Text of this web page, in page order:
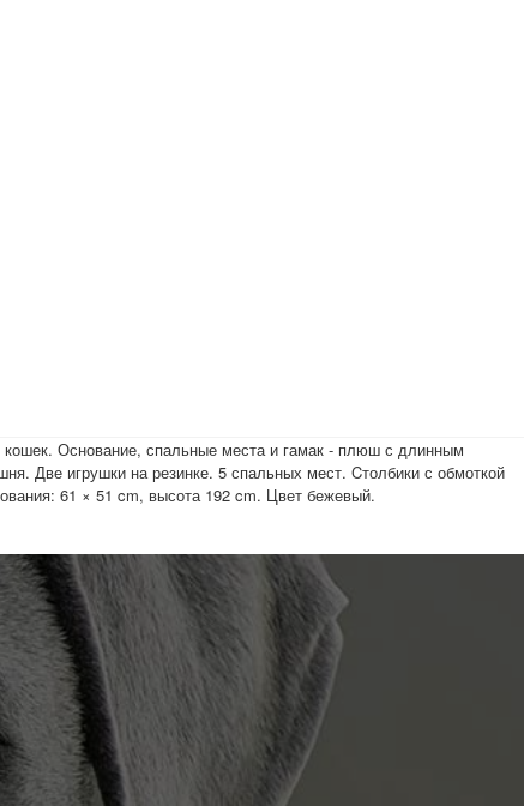
Две игрушки на резинке. 5 спальных мест. Cтолбики с обмоткой
61 × 51 cm, высота 192 cm. Цвет бежевый.